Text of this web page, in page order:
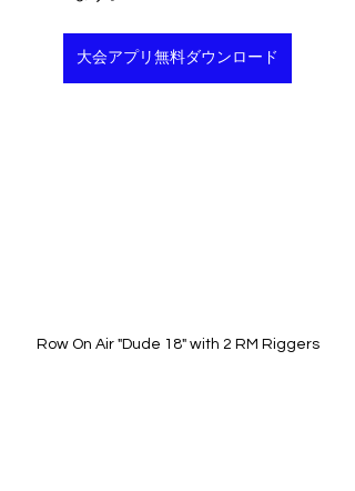
大会アプリ無料ダウンロード
Row On Air "Dude 18" with 2 RM Riggers